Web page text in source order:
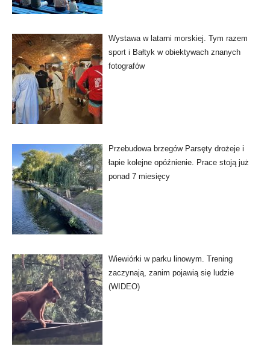
Wystawa w latarni morskiej. Tym razem
sport i Bałtyk w obiektywach znanych
fotografów
Przebudowa brzegów Parsęty drożeje i
łapie kolejne opóźnienie. Prace stoją już
ponad 7 miesięcy
Wiewiórki w parku linowym. Trening
zaczynają, zanim pojawią się ludzie
(WIDEO)